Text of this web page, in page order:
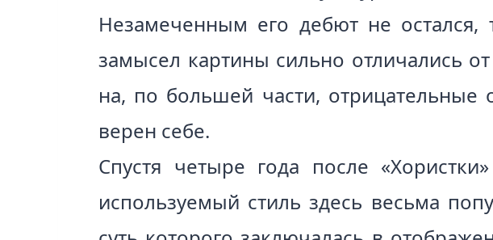
Незамеченным его дебют не
замысел картины сильно отличались
на, по большей части, отрицательные
верен себе.
Спустя четыре года после
используемый стиль здесь весьма